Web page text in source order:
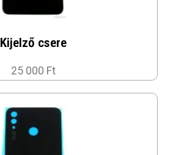
Kijelző csere
25 000 Ft